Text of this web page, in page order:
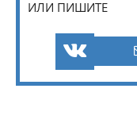
ИЛИ ПИШИТЕ